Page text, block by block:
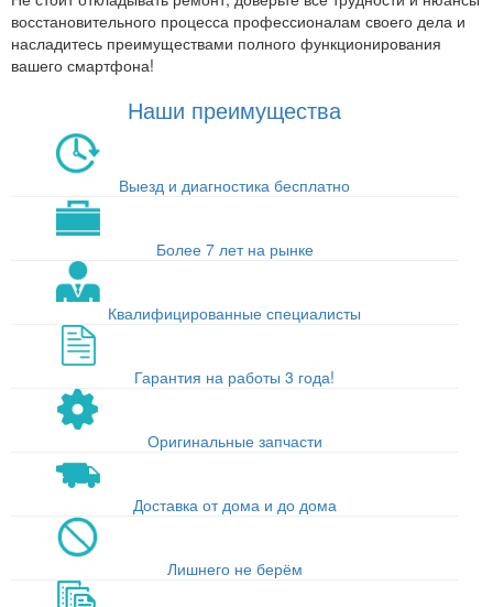
восстановительного процесса профессионалам своего дела и
насладитесь преимуществами полного функционирования
вашего смартфона!
Наши преимущества
Выезд и диагностика бесплатно
Более 7 лет на рынке
Квалифицированные специалисты
Гарантия на работы 3 года!
Оригинальные запчасти
Доставка от дома и до дома
Лишнего не берём